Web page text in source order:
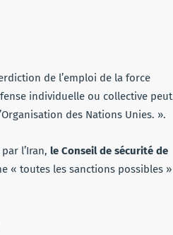
de l’emploi de la force
individuelle ou collective peut
des Nations Unies. ».
l’Iran, le Conseil de sécurité de
« toutes les sanctions possibles »